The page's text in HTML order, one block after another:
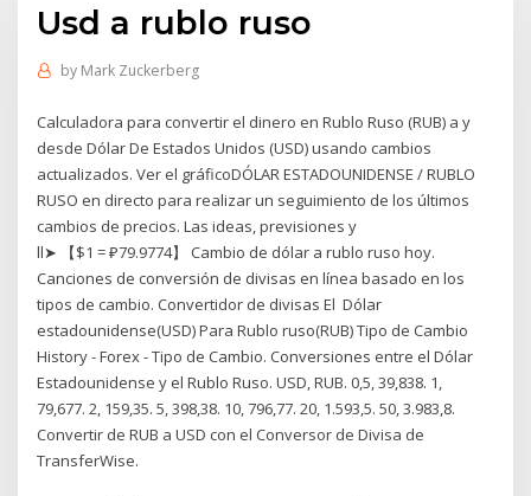
Usd a rublo ruso
by Mark Zuckerberg
Calculadora para convertir el dinero en Rublo Ruso (RUB) a y
desde Dólar De Estados Unidos (USD) usando cambios
actualizados. Ver el gráficoDÓLAR ESTADOUNIDENSE / RUBLO
RUSO en directo para realizar un seguimiento de los últimos
cambios de precios. Las ideas, previsiones y
ll➤ 【$1 = ₽79.9774】 Cambio de dólar a rublo ruso hoy.
Canciones de conversión de divisas en línea basado en los
tipos de cambio. Convertidor de divisas El Dólar
estadounidense(USD) Para Rublo ruso(RUB) Tipo de Cambio
History - Forex - Tipo de Cambio. Conversiones entre el Dólar
Estadounidense y el Rublo Ruso. USD, RUB. 0,5, 39,838. 1,
79,677. 2, 159,35. 5, 398,38. 10, 796,77. 20, 1.593,5. 50, 3.983,8.
Convertir de RUB a USD con el Conversor de Divisa de
TransferWise.